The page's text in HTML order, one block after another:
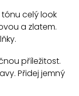
celý look
a zlatem.
příležitost.
Přidej jemný